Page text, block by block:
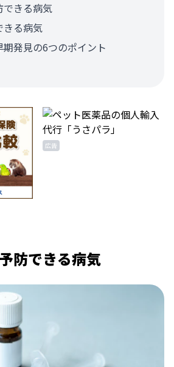
できる病気
きる病気
発見の6つのポイント
広告
防できる病気